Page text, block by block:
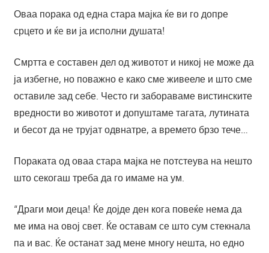
Оваа порака од една стара мајка ќе ви го допре
срцето и ќe ви ја исполни душата!
Смртта е составен дел од животот и никој не може да
ја избегне, но поважно е како сме живееле и што сме
оставиле зад себе. Често ги забораваме вистинските
вредности во животот и допуштаме тагата, лутината
и бесот да не трујат одвнатре, а времето брзо тече…
Пораката од оваа стара мајка не потстеува на нешто
што секогаш треба да го имаме на ум.
“Драги мои деца! Ќе дојде ден кога повеќе нема да
ме има на овој свет. Ќе оставам се што сум стекнала
па и вас. Ќе останат зад мене многу нешта, но едно